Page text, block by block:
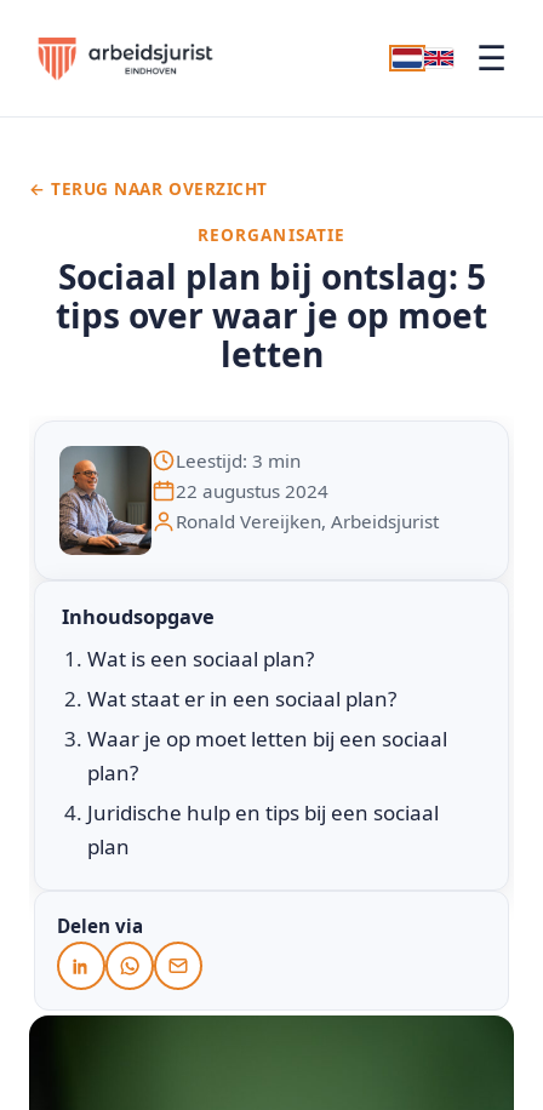
☰
Sociaal plan bij ontslag: 5
tips over waar je op moet
letten
← TERUG NAAR OVERZICHT
REORGANISATIE
Leestijd: 3 min
22 augustus 2024
Ronald Vereijken, Arbeidsjurist
Inhoudsopgave
Wat is een sociaal plan?
Wat staat er in een sociaal plan?
Waar je op moet letten bij een sociaal
plan?
Juridische hulp en tips bij een sociaal
plan
Delen via